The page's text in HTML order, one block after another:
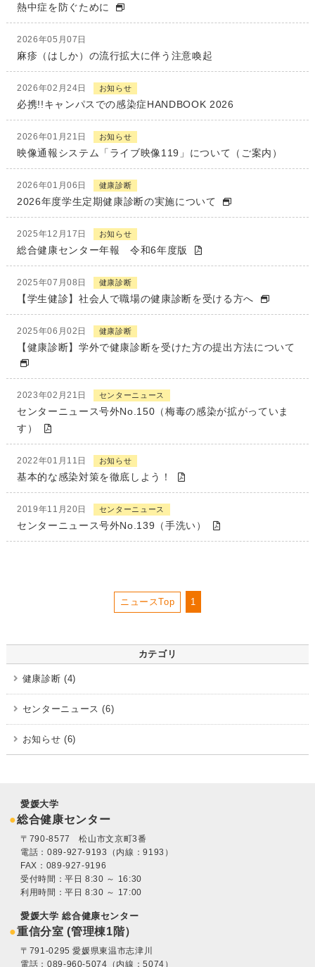
熱中症を防ぐために
2026年05月07日
麻疹（はしか）の流行拡大に伴う注意喚起
2026年02月24日 お知らせ
必携!!キャンパスでの感染症HANDBOOK 2026
2026年01月21日 お知らせ
映像通報システム「ライブ映像119」について（ご案内）
2026年01月06日 健康診断
2026年度学生定期健康診断の実施について
2025年12月17日 お知らせ
総合健康センター年報 令和6年度版
2025年07月08日 健康診断
【学生健診】社会人で職場の健康診断を受ける方へ
2025年06月02日 健康診断
【健康診断】学外で健康診断を受けた方の提出方法について
2023年02月21日 センターニュース
センターニュース号外No.150（梅毒の感染が拡がっていま
す）
2022年01月11日 お知らせ
基本的な感染対策を徹底しよう！
2019年11月20日 センターニュース
センターニュース号外No.139（手洗い）
ニュースTop 1
カテゴリ
健康診断 (4)
センターニュース (6)
お知らせ (6)
愛媛大学
総合健康センター
〒790-8577 松山市文京町3番
電話：089-927-9193（内線：9193）
FAX：089-927-9196
受付時間：平日 8:30 ～ 16:30
利用時間：平日 8:30 ～ 17:00
愛媛大学 総合健康センター
重信分室 (管理棟1階）
〒791-0295 愛媛県東温市志津川
電話：089-960-5074（内線：5074）